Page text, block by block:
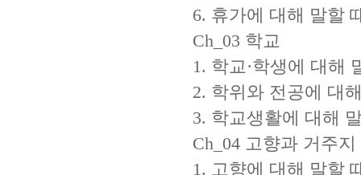
6. 휴가에 대해 말할
Ch_03 학교
1. 학교·학생에 대해
2. 학위와 전공에 대
3. 학교생활에 대해
Ch_04 고향과 거주지
1. 고향에 대해 말할